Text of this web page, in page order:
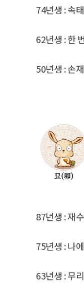
74년생 : 속
62년생 : 한
50년생 : 손
87년생 : 재
75년생 : 나
63년생 : 무